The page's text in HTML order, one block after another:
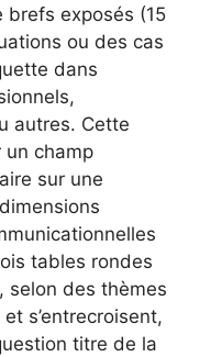
brefs exposés (15
ou des cas
dans
autres. Cette
un champ
sur une
tables rondes
selon des thèmes
s’entrecroisent,
titre de la